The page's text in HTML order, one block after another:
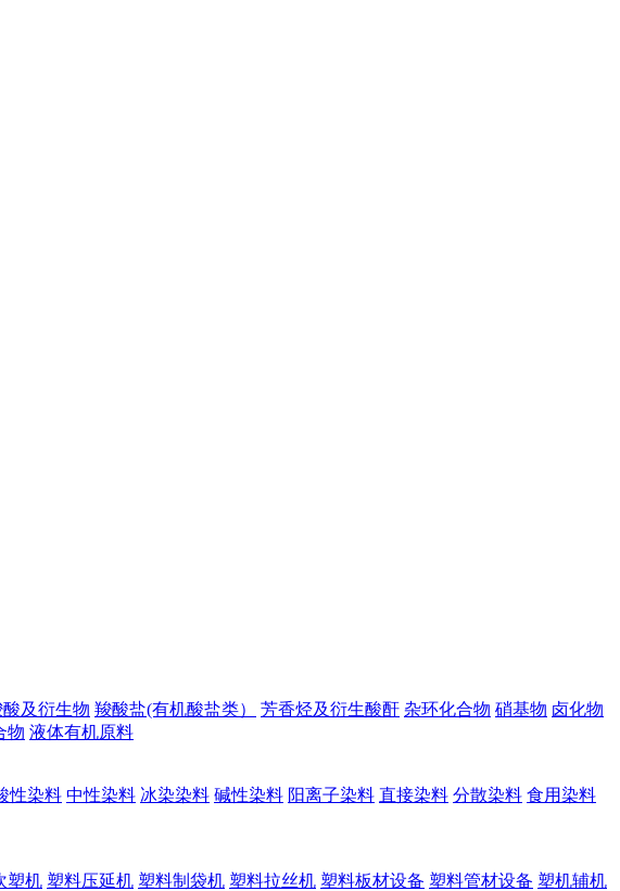
酸及衍生物 羧酸盐(有机酸盐类） 芳香烃及衍生酸酐 杂环化合物 硝基物 卤化物
物 液体有机原料
性染料 中性染料 冰染染料 碱性染料 阳离子染料 直接染料 分散染料 食用染料
塑机 塑料压延机 塑料制袋机 塑料拉丝机 塑料板材设备 塑料管材设备 塑机辅机